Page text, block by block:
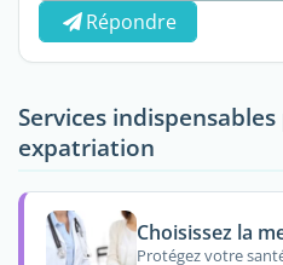
Répondre
Services
expatriation
Choisissez la
Protégez votre